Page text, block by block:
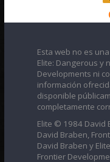
Esta web no es
Elite: Dangerous y
Developments ni
información
disponible
completamente
Elite © 1984 David
David Braben,
David Braben y
Frontier